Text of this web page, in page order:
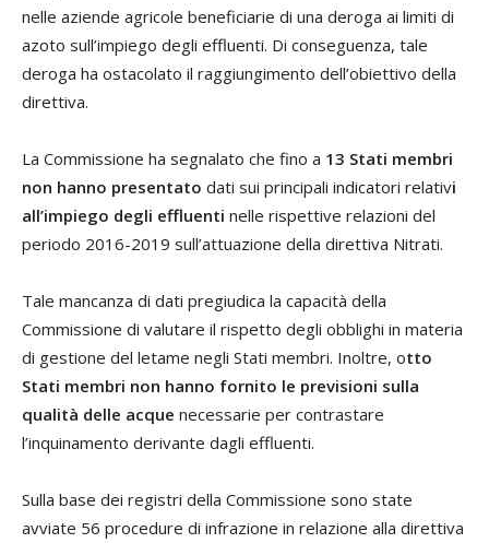
nelle aziende agricole beneficiarie di una deroga ai limiti di
azoto sull’impiego degli effluenti. Di conseguenza, tale
deroga ha ostacolato il raggiungimento dell’obiettivo della
direttiva.
La Commissione ha segnalato che fino a 13 Stati membri
non hanno presentato dati sui principali indicatori relativi
all’impiego degli effluenti nelle rispettive relazioni del
periodo 2016-2019 sull’attuazione della direttiva Nitrati.
Tale mancanza di dati pregiudica la capacità della
Commissione di valutare il rispetto degli obblighi in materia
di gestione del letame negli Stati membri. Inoltre, otto
Stati membri non hanno fornito le previsioni sulla
qualità delle acque necessarie per contrastare
l’inquinamento derivante dagli effluenti.
Sulla base dei registri della Commissione sono state
avviate 56 procedure di infrazione in relazione alla direttiva